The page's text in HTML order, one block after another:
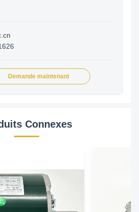
Demande maintenant
Connexes